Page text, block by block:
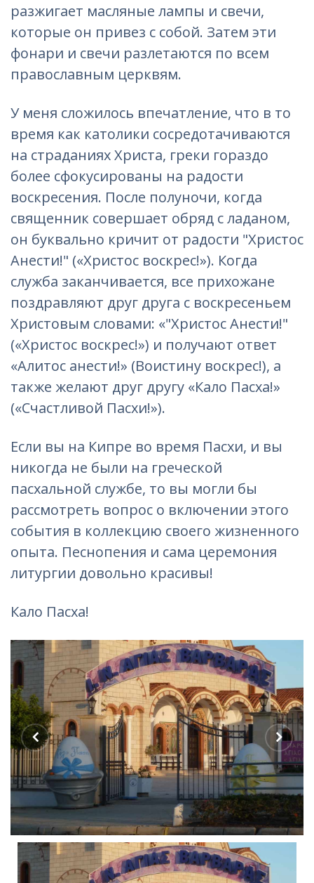
разжигает масляные лампы и свечи,
которые он привез с собой. Затем эти
фонари и свечи разлетаются по всем
православным церквям.
У меня сложилось впечатление, что в то
время как католики сосредотачиваются
на страданиях Христа, греки гораздо
более сфокусированы на радости
воскресения. После полуночи, когда
священник совершает обряд с ладаном,
он буквально кричит от радости "Христос
Анести!" («Христос воскрес!»). Когда
служба заканчивается, все прихожане
поздравляют друг друга с воскресеньем
Христовым словами: «"Христос Анести!"
(«Христос воскрес!») и получают ответ
«Алитос анести!» (Воистину воскрес!), а
также желают друг другу «Кало Пасха!»
(«Счастливой Пасхи!»).
Если вы на Кипре во время Пасхи, и вы
никогда не были на греческой
пасхальной службе, то вы могли бы
рассмотреть вопрос о включении этого
события в коллекцию своего жизненного
опыта. Песнопения и сама церемония
литургии довольно красивы!
Кало Пасха!